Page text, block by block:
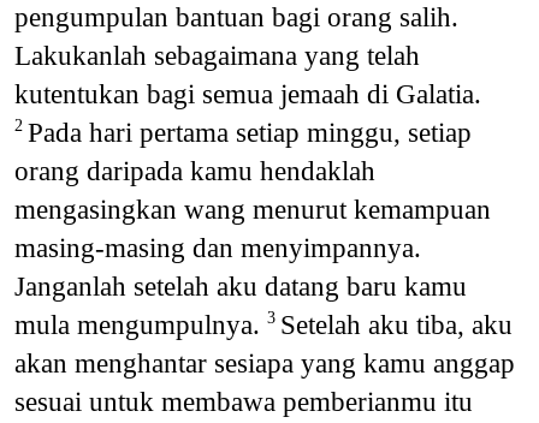
pengumpulan bantuan bagi orang salih.
Lakukanlah sebagaimana yang telah
kutentukan bagi semua jemaah di Galatia.
2 Pada hari pertama setiap minggu, setiap
orang daripada kamu hendaklah
mengasingkan wang menurut kemampuan
masing-masing dan menyimpannya.
Janganlah setelah aku datang baru kamu
mula mengumpulnya. 3 Setelah aku tiba, aku
akan menghantar sesiapa yang kamu anggap
sesuai untuk membawa pemberianmu itu